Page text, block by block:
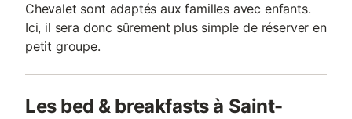
Chevalet sont adaptés aux familles avec enfants.
Ici, il sera donc sûrement plus simple de réserver en
petit groupe.
Les bed & breakfasts à Saint-